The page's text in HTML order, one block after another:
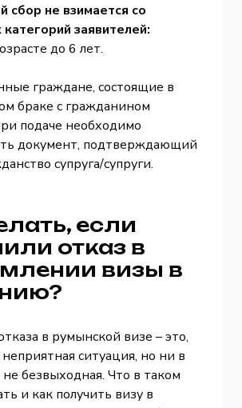
сбор не взимается со
заявителей:
до 6 лет.
граждане, состоящие в
браке с гражданином
подаче необходимо
документ, подтверждающий
супруга/супруги.
если
отказ в
визы в
в румынской визе – это,
неприятная ситуация, но ни в
не безвыходная. Что в таком
и как получить визу в